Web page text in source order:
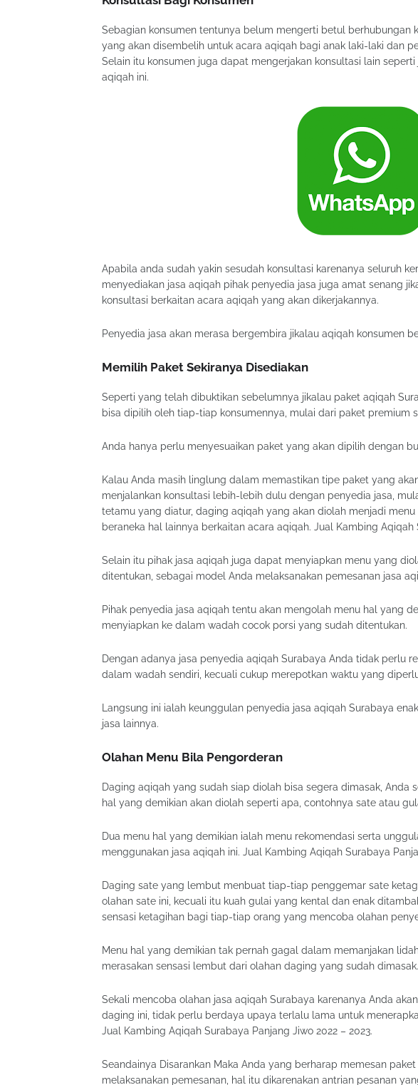
Sebagian konsumen tentunya belum mengerti betul berhubungan
yang akan disembelih untuk acara aqiqah bagi anak laki-laki dan
Selain itu konsumen juga dapat mengerjakan konsultasi lain
aqiqah ini.
Apabila anda sudah yakin sesudah konsultasi karenanya seluruh
menyediakan jasa aqiqah pihak penyedia jasa juga amat senang
konsultasi berkaitan acara aqiqah yang akan dikerjakannya.
Penyedia jasa akan merasa bergembira jikalau aqiqah konsumen
Memilih Paket Sekiranya Disediakan
Seperti yang telah dibuktikan sebelumnya jikalau paket aqiqah
bisa dipilih oleh tiap-tiap konsumennya, mulai dari paket premium
Anda hanya perlu menyesuaikan paket yang akan dipilih dengan
Kalau Anda masih linglung dalam memastikan tipe paket yang
menjalankan konsultasi lebih-lebih dulu dengan penyedia jasa,
tetamu yang diatur, daging aqiqah yang akan diolah menjadi
beraneka hal lainnya berkaitan acara aqiqah. Jual Kambing Aqiqah
Selain itu pihak jasa aqiqah juga dapat menyiapkan menu yang
ditentukan, sebagai model Anda melaksanakan pemesanan jasa
Pihak penyedia jasa aqiqah tentu akan mengolah menu hal yang
menyiapkan ke dalam wadah cocok porsi yang sudah ditentukan.
Dengan adanya jasa penyedia aqiqah Surabaya Anda tidak perlu
dalam wadah sendiri, kecuali cukup merepotkan waktu yang
Langsung ini ialah keunggulan penyedia jasa aqiqah Surabaya
jasa lainnya.
Olahan Menu Bila Pengorderan
Daging aqiqah yang sudah siap diolah bisa segera dimasak, Anda
hal yang demikian akan diolah seperti apa, contohnya sate atau
Dua menu hal yang demikian ialah menu rekomendasi serta
menggunakan jasa aqiqah ini. Jual Kambing Aqiqah Surabaya
Daging sate yang lembut menbuat tiap-tiap penggemar sate
olahan sate ini, kecuali itu kuah gulai yang kental dan enak
sensasi ketagihan bagi tiap-tiap orang yang mencoba olahan
Menu hal yang demikian tak pernah gagal dalam memanjakan
merasakan sensasi lembut dari olahan daging yang sudah dimasak.
Sekali mencoba olahan jasa aqiqah Surabaya karenanya Anda
daging ini, tidak perlu berdaya upaya terlalu lama untuk
Jual Kambing Aqiqah Surabaya Panjang Jiwo 2022 – 2023.
Seandainya Disarankan Maka Anda yang berharap memesan
melaksanakan pemesanan, hal itu dikarenakan antrian pesanan